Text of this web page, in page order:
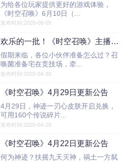
为给各位玩家提供更好的游戏体验，
《时空召唤》6月10日（...
发布时间:2020-06-09
欢乐的一批！《时空召唤》主播大招募，赢万元京东卡、传说皮肤！
假期来临，各位小伙伴准备怎么过？召
唤菌准备宅在竞技场，牵...
发布时间:2020-04-30
《时空召唤》4月29日更新公告
4月29日，神迹一刃心皮肤开启兑换，
可用160个传说碎片...
发布时间:2020-04-29
《时空召唤》4月22日更新公告
何为神迹？扶摇九天灭神，祸土一方弑